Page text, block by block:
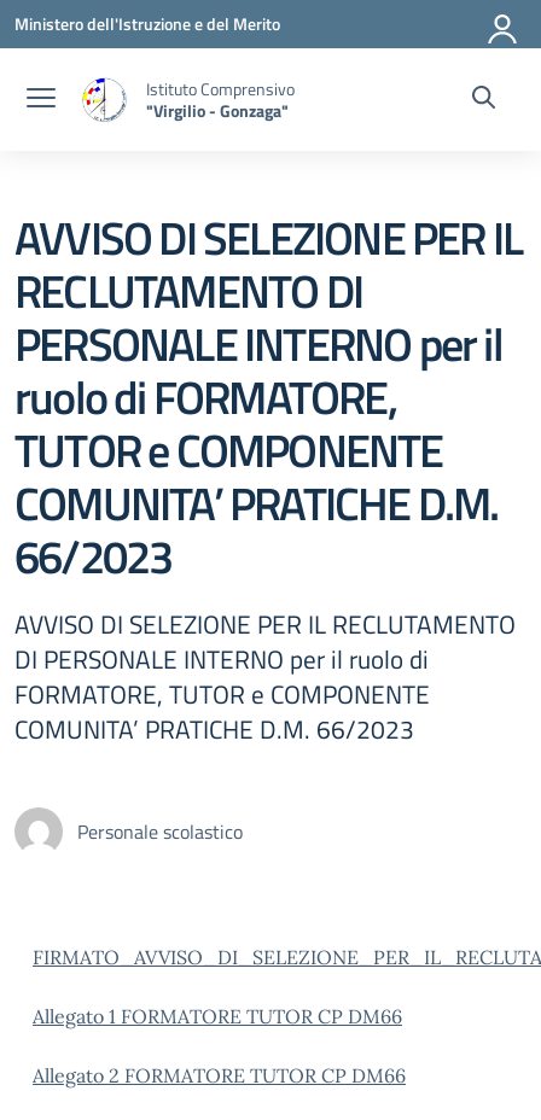
Vai ai contenuti
Vai al menu di navigazione
Vai al footer
Ministero dell'Istruzione e del Merito
Istituto Comprensivo
"Virgilio - Gonzaga"
AVVISO DI SELEZIONE PER IL
RECLUTAMENTO DI
PERSONALE INTERNO per il
ruolo di FORMATORE,
TUTOR e COMPONENTE
COMUNITA’ PRATICHE D.M.
66/2023
AVVISO DI SELEZIONE PER IL RECLUTAMENTO
DI PERSONALE INTERNO per il ruolo di
FORMATORE, TUTOR e COMPONENTE
COMUNITA’ PRATICHE D.M. 66/2023
Personale scolastico
Allegato 1 FORMATORE TUTOR CP DM66
Allegato 2 FORMATORE TUTOR CP DM66